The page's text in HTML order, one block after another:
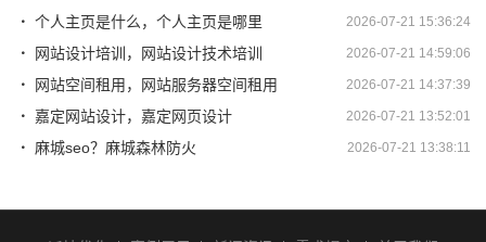
2026-07-21 15:36:24
个人主页是什么，个人主页是哪里
2026-07-21 14:59:06
网站设计培训，网站设计技术培训
2026-07-21 14:37:39
网站空间租用，网站服务器空间租用
2026-07-21 13:52:01
嘉定网站设计，嘉定网页设计
2026-07-21 13:38:11
麻城seo？麻城森林防火